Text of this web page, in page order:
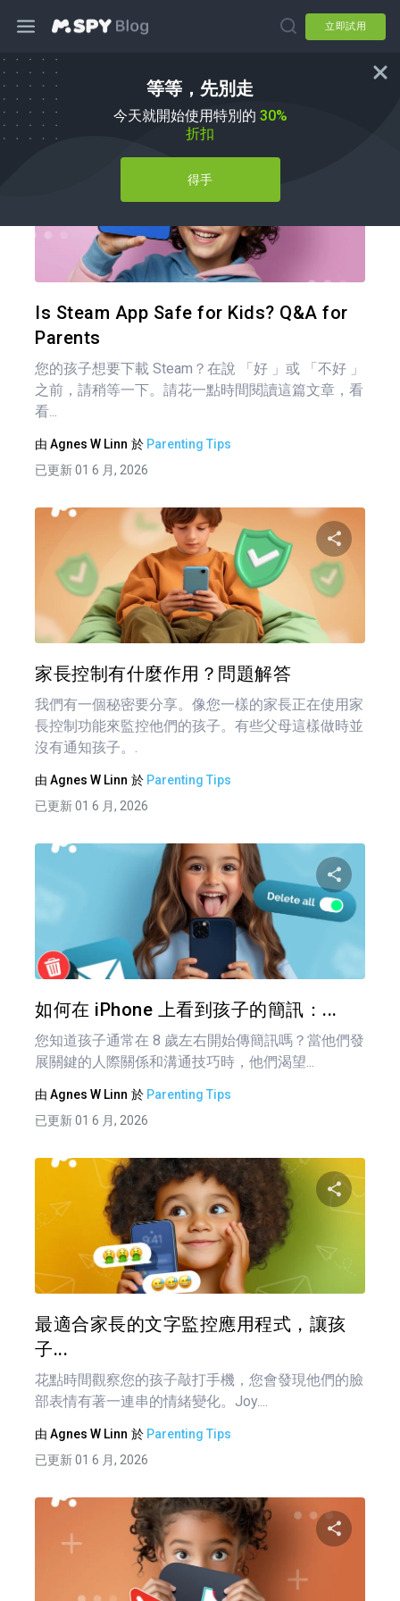
立即試用
等等，先別走
今天就開始使用特別的 30%
折扣
得手
育兒秘訣
Is Steam App Safe for Kids? Q&A for
Parents
您的孩子想要下載 Steam？在說 「好 」或 「不好 」
之前，請稍等一下。請花一點時間閱讀這篇文章，看
看...
由 Agnes W Linn 於 Parenting Tips
已更新 01 6 月, 2026
家長控制有什麼作用？問題解答
我們有一個秘密要分享。像您一樣的家長正在使用家
長控制功能來監控他們的孩子。有些父母這樣做時並
沒有通知孩子。.
由 Agnes W Linn 於 Parenting Tips
已更新 01 6 月, 2026
如何在 iPhone 上看到孩子的簡訊：...
您知道孩子通常在 8 歲左右開始傳簡訊嗎？當他們發
展關鍵的人際關係和溝通技巧時，他們渴望...
由 Agnes W Linn 於 Parenting Tips
已更新 01 6 月, 2026
最適合家長的文字監控應用程式，讓孩
子...
花點時間觀察您的孩子敲打手機，您會發現他們的臉
部表情有著一連串的情緒變化。Joy....
由 Agnes W Linn 於 Parenting Tips
已更新 01 6 月, 2026